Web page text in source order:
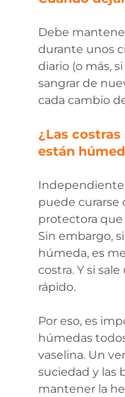
Debe
durante unos
diario (o más,
sangrar de
cada cambio
¿Las
están
puede curarse
protectora
Sin embargo,
húmeda, es
costra. Y si
rápido.
Por eso, es
húmedas
vaselina. Un
suciedad y las
mantener la